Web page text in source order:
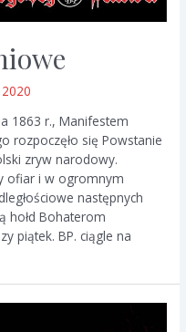
1863 r., Manifestem
rozpoczęło się Powstanie
zryw narodowy.
ofiar i w ogromnym
następnych
hołd Bohaterom
piątek. BP. ciągle na